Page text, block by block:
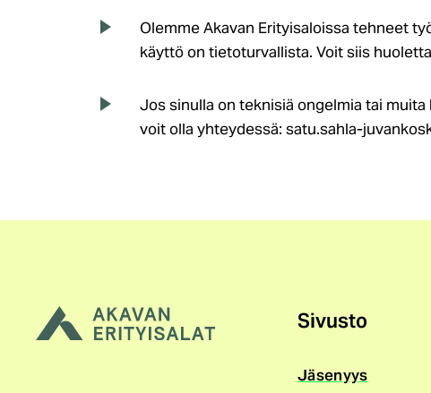
Olemme Akavan Erityisaloissa tehneet
käyttö on tietoturvallista. Voit siis
Jos sinulla on teknisiä ongelmia tai
voit olla yhteydessä: satu.sahla-
Sivusto
Jäsenyys